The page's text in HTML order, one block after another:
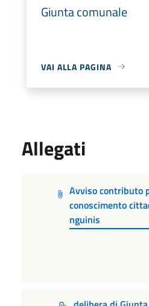
Giunta comunale
VAI ALLA PAGINA
Allegati
Avviso contributo
conoscimento
nguinis